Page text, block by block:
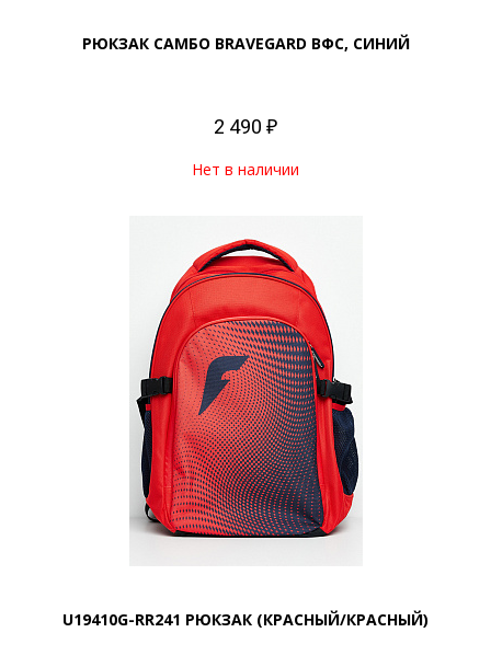
РЮКЗАК САМБО BRAVEGARD ВФС, СИНИЙ
2 490 ₽
Нет в наличии
U19410G-RR241 РЮКЗАК (КРАСНЫЙ/КРАСНЫЙ)